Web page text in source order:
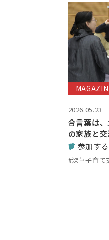
2026.05.23
合言葉は
の家族と
参加する
#深草子育て